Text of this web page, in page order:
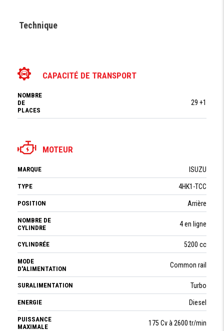
Technique
CAPACITÉ DE TRANSPORT
NOMBRE
DE
PLACES
29 +1
MOTEUR
MARQUE ISUZU
TYPE 4HK1-TCC
POSITION Arrière
NOMBRE DE
CYLINDRE
4 en ligne
CYLINDRÉE 5200 cc
MODE
D'ALIMENTATION
Common rail
SURALIMENTATION Turbo
ENERGIE Diesel
PUISSANCE
MAXIMALE
175 Cv à 2600 tr/min